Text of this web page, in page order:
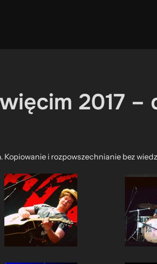
2017 –
Kopiowanie i rozpowszechnianie bez